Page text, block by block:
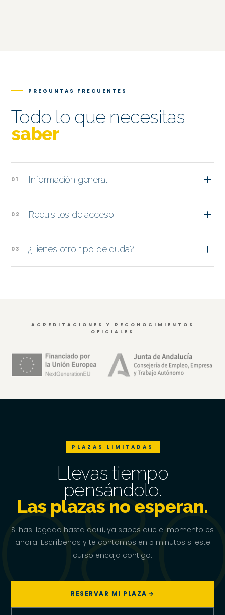
PREGUNTAS FRECUENTES
Todo lo que necesitas
saber
Información general
Requisitos de acceso
¿Tienes otro tipo de duda?
ACREDITACIONES Y RECONOCIMIENTOS
OFICIALES
PLAZAS LIMITADAS
Llevas tiempo
pensándolo.
Las plazas no esperan.
Si has llegado hasta aquí, ya sabes que el momento es
ahora. Escríbenos y te contamos en 5 minutos si este
curso encaja contigo.
RESERVAR MI PLAZA